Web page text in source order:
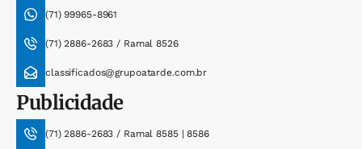
(71) 99965-8961
(71) 2886-2683 / Ramal 8526
classificados@grupoatarde.com.br
Publicidade
(71) 2886-2683 / Ramal 8585 | 8586